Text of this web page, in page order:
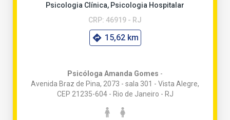
Psicologia Clínica, Psicologia Hospitalar
CRP: 46919 - RJ
15,62 km
Psicóloga Amanda Gomes -
Avenida Braz de Pina, 2073 - sala 301 - Vista Alegre,
CEP 21235-604 - Rio de Janeiro - RJ